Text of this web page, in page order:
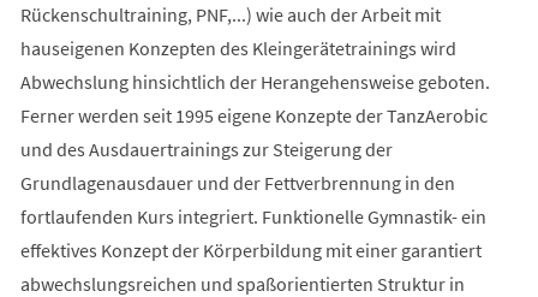
Rückenschultraining, PNF,...) wie auch der Arbeit mit
hauseigenen Konzepten des Kleingerätetrainings wird
Abwechslung hinsichtlich der Herangehensweise geboten.
Ferner werden seit 1995 eigene Konzepte der TanzAerobic
und des Ausdauertrainings zur Steigerung der
Grundlagenausdauer und der Fettverbrennung in den
fortlaufenden Kurs integriert. Funktionelle Gymnastik- ein
effektives Konzept der Körperbildung mit einer garantiert
abwechslungsreichen und spaßorientierten Struktur in